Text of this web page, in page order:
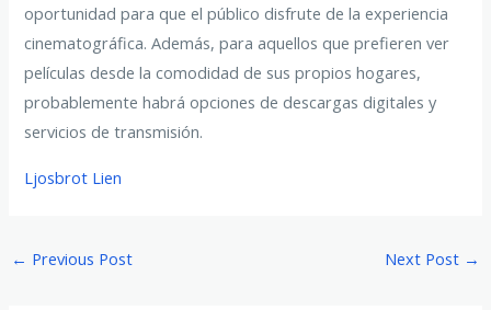
oportunidad para que el público disfrute de la experiencia
cinematográfica. Además, para aquellos que prefieren ver
películas desde la comodidad de sus propios hogares,
probablemente habrá opciones de descargas digitales y
servicios de transmisión.
Ljosbrot Lien
← Previous Post Next Post →